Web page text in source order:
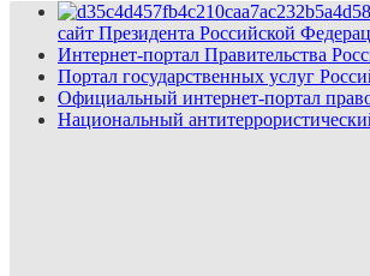
сайт Президента Российской
Интернет-портал Правительства
Портал государственных услуг
Официальный интернет-портал
Национальный